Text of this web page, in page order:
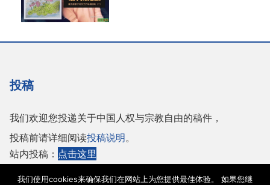
投稿
我们欢迎您投递关于中国人权与宗教自由的稿件，
投稿前请详细阅读投稿说明。
站内投稿： 点击这里
我们使用cookies来确保我们在网站上为您提供最佳体验。 如果您继